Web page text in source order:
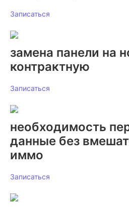
Записаться
замена панели на
контрактную
Записаться
необходимость
данные без
иммо
Записаться